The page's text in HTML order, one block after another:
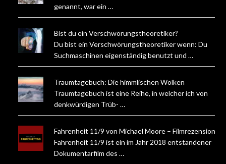
genannt, war ein …
Bist du ein Verschwörungstheoretiker?
Du bist ein Verschwörungstheoretiker wenn: Du
Suchmaschinen eigenständig benutzt und …
Traumtagebuch: Die himmlischen Wolken
Traumtagebuch ist eine Reihe, in welcher ich von
denkwürdigen Trüb- …
Fahrenheit 11/9 von Michael Moore – Filmrezension
Fahrenheit 11/9 ist ein im Jahr 2018 entstandener
Dokumentarfilm des …